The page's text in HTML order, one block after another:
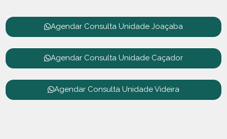
Agendar Consulta Unidade Joaçaba
Agendar Consulta Unidade Caçador
Agendar Consulta Unidade Videira